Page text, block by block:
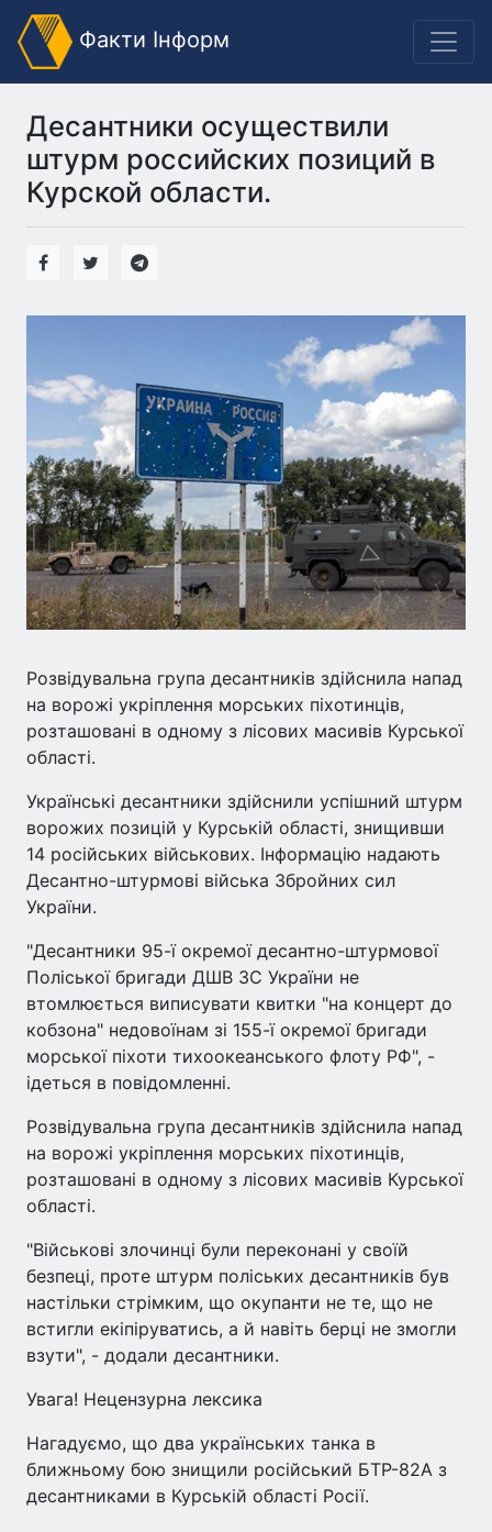
Факти Інформ
Десантники осуществили
штурм российских позиций в
Курской области.
Розвідувальна група десантників здійснила напад
на ворожі укріплення морських піхотинців,
розташовані в одному з лісових масивів Курської
області.
Українські десантники здійснили успішний штурм
ворожих позицій у Курській області, знищивши
14 російських військових. Інформацію надають
Десантно-штурмові війська Збройних сил
України.
"Десантники 95-ї окремої десантно-штурмової
Поліської бригади ДШВ ЗС України не
втомлюється виписувати квитки "на концерт до
кобзона" недовоїнам зі 155-ї окремої бригади
морської піхоти тихоокеанського флоту РФ", -
ідеться в повідомленні.
Розвідувальна група десантників здійснила напад
на ворожі укріплення морських піхотинців,
розташовані в одному з лісових масивів Курської
області.
"Військові злочинці були переконані у своїй
безпеці, проте штурм поліських десантників був
настільки стрімким, що окупанти не те, що не
встигли екіпіруватись, а й навіть берці не змогли
взути", - додали десантники.
Увага! Нецензурна лексика
Нагадуємо, що два українських танка в
ближньому бою знищили російський БТР-82А з
десантниками в Курській області Росії.